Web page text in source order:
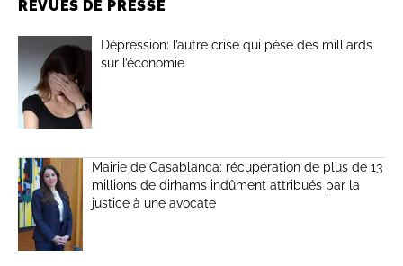
REVUES DE PRESSE
Dépression: l’autre crise qui pèse des milliards
sur l’économie
Mairie de Casablanca: récupération de plus de 13
millions de dirhams indûment attribués par la
justice à une avocate